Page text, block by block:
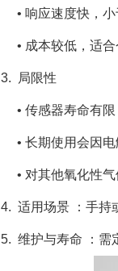
• 响应速度快，小
• 成本较低，适合
3. 局限性
• 传感器寿命有限
• 长期使用会因电
• 对其他氧化性气
4. 适用场景 ：手持
5. 维护与寿命 ：需